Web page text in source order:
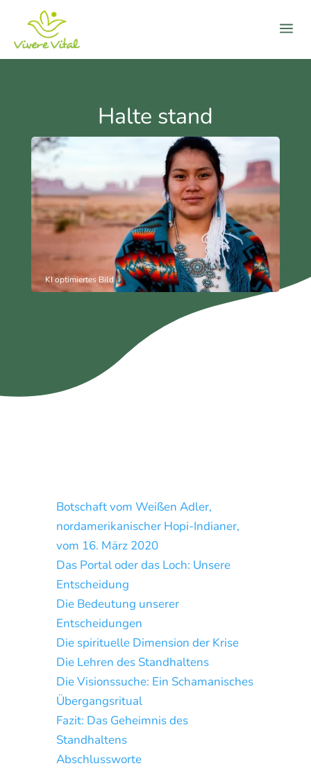
a
Halte stand
KI optimiertes Bild
Botschaft vom Weißen Adler,
nordamerikanischer Hopi-Indianer,
vom 16. März 2020
Das Portal oder das Loch: Unsere
Entscheidung
Die Bedeutung unserer
Entscheidungen
Die spirituelle Dimension der Krise
Die Lehren des Standhaltens
Die Visionssuche: Ein Schamanisches
Übergangsritual
Fazit: Das Geheimnis des
Standhaltens
Abschlussworte